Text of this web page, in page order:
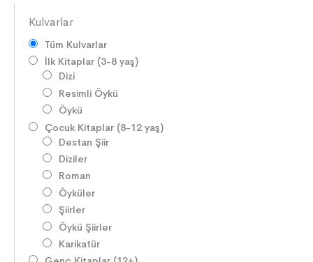
Kulvarlar
Tüm Kulvarlar
İlk Kitaplar (3-8 yaş)
Dizi
Resimli Öykü
Öykü
Çocuk Kitaplar (8-12 yaş)
Destan Şiir
Diziler
Roman
Öyküler
Şiirler
Öykü Şiirler
Karikatür